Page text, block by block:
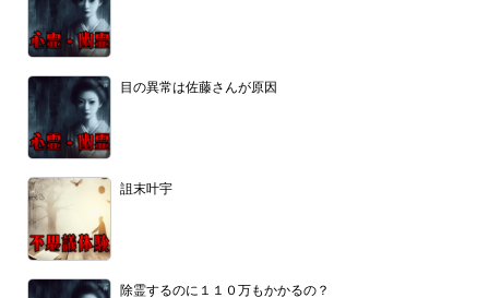
目の異常は佐藤さんが原因
詛末叶宇
除霊するのに１１０万もかかるの？